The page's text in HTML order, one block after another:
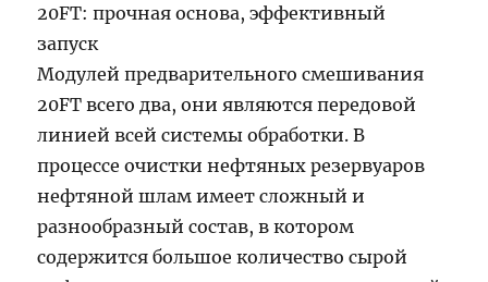
20FT: прочная основа, эффективный
запуск
Модулей предварительного смешивания
20FT всего два, они являются передовой
линией всей системы обработки. В
процессе очистки нефтяных резервуаров
нефтяной шлам имеет сложный и
разнообразный состав, в котором
содержится большое количество сырой